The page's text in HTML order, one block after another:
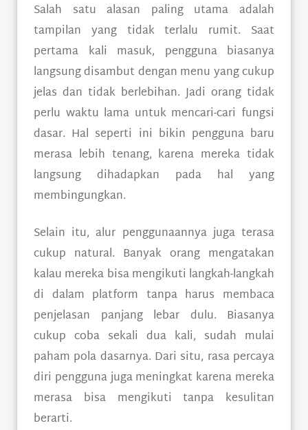
Salah satu alasan paling utama adalah
tampilan yang tidak terlalu rumit. Saat
pertama kali masuk, pengguna biasanya
langsung disambut dengan menu yang cukup
jelas dan tidak berlebihan. Jadi orang tidak
perlu waktu lama untuk mencari-cari fungsi
dasar. Hal seperti ini bikin pengguna baru
merasa lebih tenang, karena mereka tidak
langsung dihadapkan pada hal yang
membingungkan.
Selain itu, alur penggunaannya juga terasa
cukup natural. Banyak orang mengatakan
kalau mereka bisa mengikuti langkah-langkah
di dalam platform tanpa harus membaca
penjelasan panjang lebar dulu. Biasanya
cukup coba sekali dua kali, sudah mulai
paham pola dasarnya. Dari situ, rasa percaya
diri pengguna juga meningkat karena mereka
merasa bisa mengikuti tanpa kesulitan
berarti.